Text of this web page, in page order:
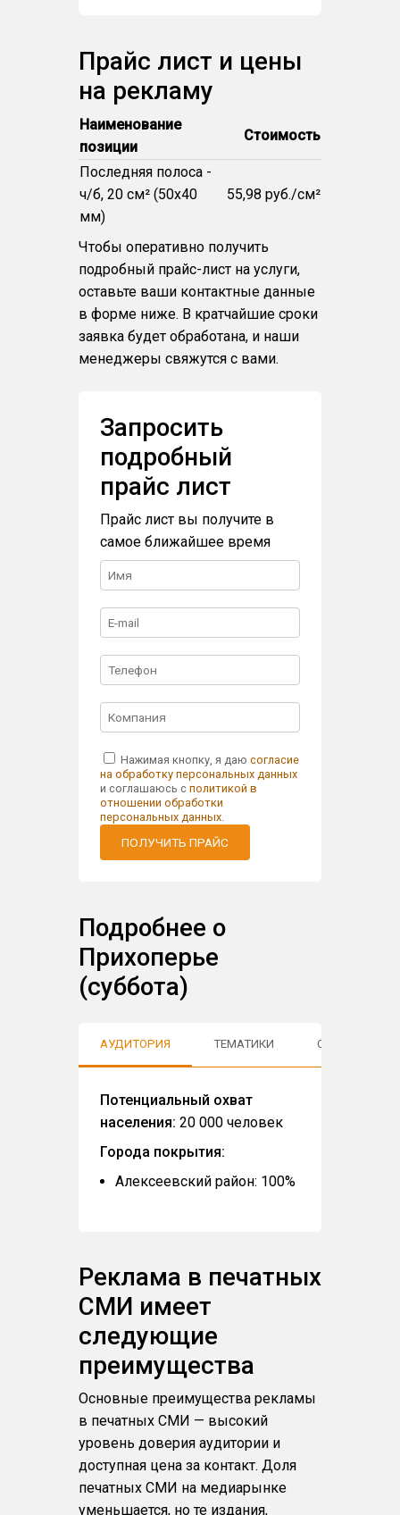
Прайс лист и цены
на рекламу
Наименование
позиции
Стоимость
Последняя полоса -
ч/б, 20 см² (50x40
мм)
55,98 руб./см²
Чтобы оперативно получить
подробный прайс-лист на услуги,
оставьте ваши контактные данные
в форме ниже. В кратчайшие сроки
заявка будет обработана, и наши
менеджеры свяжутся с вами.
Запросить
подробный
прайс лист
Прайс лист вы получите в
самое ближайшее время
Нажимая кнопку, я даю согласие
на обработку персональных данных
и соглашаюсь с политикой в
отношении обработки
персональных данных.
ПОЛУЧИТЬ ПРАЙС
Подробнее о
Прихоперье
(суббота)
АУДИТОРИЯ ТЕМАТИКИ ОТЗЫВЫ
Потенциальный охват
населения: 20 000 человек
Города покрытия:
Алексеевский район: 100%
Реклама в печатных
СМИ имеет
следующие
преимущества
Основные преимущества рекламы
в печатных СМИ — высокий
уровень доверия аудитории и
доступная цена за контакт. Доля
печатных СМИ на медиарынке
уменьшается, но те издания,